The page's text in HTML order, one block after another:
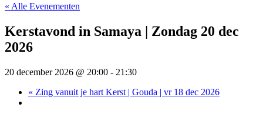
« Alle Evenementen
Kerstavond in Samaya | Zondag 20 dec
2026
20 december 2026 @ 20:00 - 21:30
« Zing vanuit je hart Kerst | Gouda | vr 18 dec 2026